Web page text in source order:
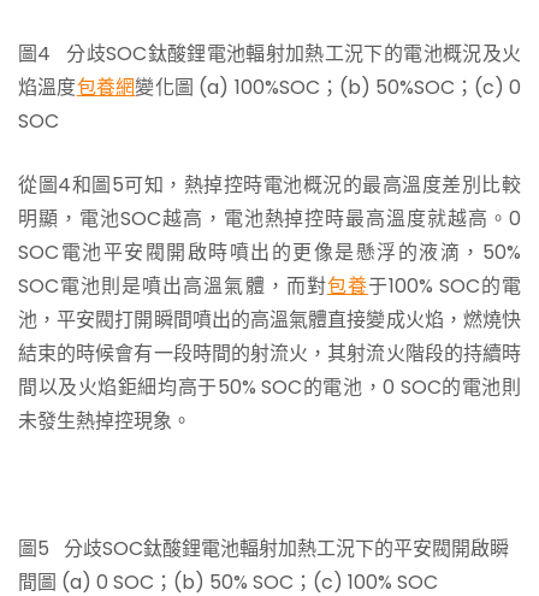
圖4 分歧SOC鈦酸鋰電池輻射加熱工況下的電池概況及火
焰溫度包養網變化圖 (a) 100%SOC；(b) 50%SOC；(c) 0
SOC
從圖4和圖5可知，熱掉控時電池概況的最高溫度差別比較
明顯，電池SOC越高，電池熱掉控時最高溫度就越高。0
SOC電池平安閥開啟時噴出的更像是懸浮的液滴，50%
SOC電池則是噴出高溫氣體，而對包養于100% SOC的電
池，平安閥打開瞬間噴出的高溫氣體直接變成火焰，燃燒快
結束的時候會有一段時間的射流火，其射流火階段的持續時
間以及火焰鉅細均高于50% SOC的電池，0 SOC的電池則
未發生熱掉控現象。
圖5 分歧SOC鈦酸鋰電池輻射加熱工況下的平安閥開啟瞬
間圖 (a) 0 SOC；(b) 50% SOC；(c) 100% SOC